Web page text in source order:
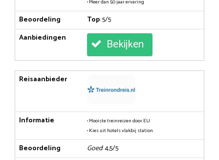
• Meer dan 50 jaar ervaring
Beoordeling Top: 5/5
Aanbiedingen
Bekijken
Reisaanbieder
Informatie
• Mooiste treinreizen door EU
• Kies uit hotels vlakbij station
Beoordeling Goed: 4,5/5